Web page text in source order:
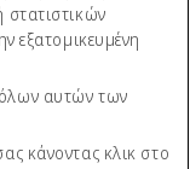
στατιστικών
εξατομικευμένη
αυτών των
κάνοντας κλικ στο